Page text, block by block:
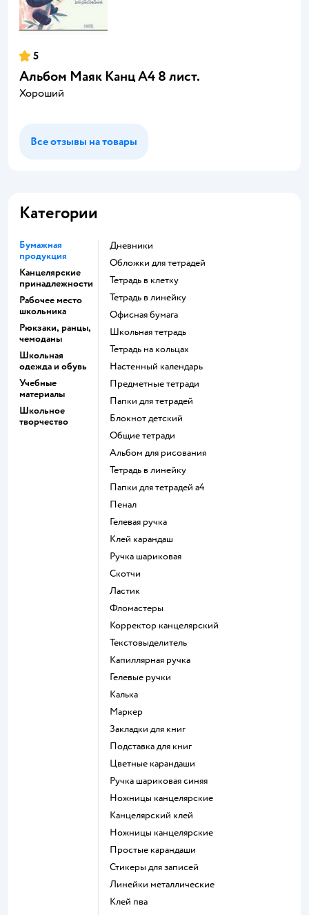
5
Альбом Маяк Канц А4 8 лист.
Хороший
Все отзывы на товары
Категории
Бумажная
продукция
Канцелярские
принадлежности
Рабочее место
школьника
Рюкзаки, ранцы,
чемоданы
Школьная
одежда и обувь
Учебные
материалы
Школьное
творчество
Дневники
Обложки для тетрадей
Тетрадь в клетку
Тетрадь в линейку
Офисная бумага
Школьная тетрадь
Тетрадь на кольцах
Настенный календарь
Предметные тетради
Папки для тетрадей
Блокнот детский
Общие тетради
Альбом для рисования
Тетрадь в линейку
Папки для тетрадей а4
Пенал
Гелевая ручка
Клей карандаш
Ручка шариковая
Скотчи
Ластик
Фломастеры
Корректор канцелярский
Текстовыделитель
Капиллярная ручка
Гелевые ручки
Калька
Маркер
Закладки для книг
Подставка для книг
Цветные карандаши
Ручка шариковая синяя
Ножницы канцелярские
Канцелярский клей
Ножницы канцелярские
Простые карандаши
Стикеры для записей
Линейки металлические
Клей пва